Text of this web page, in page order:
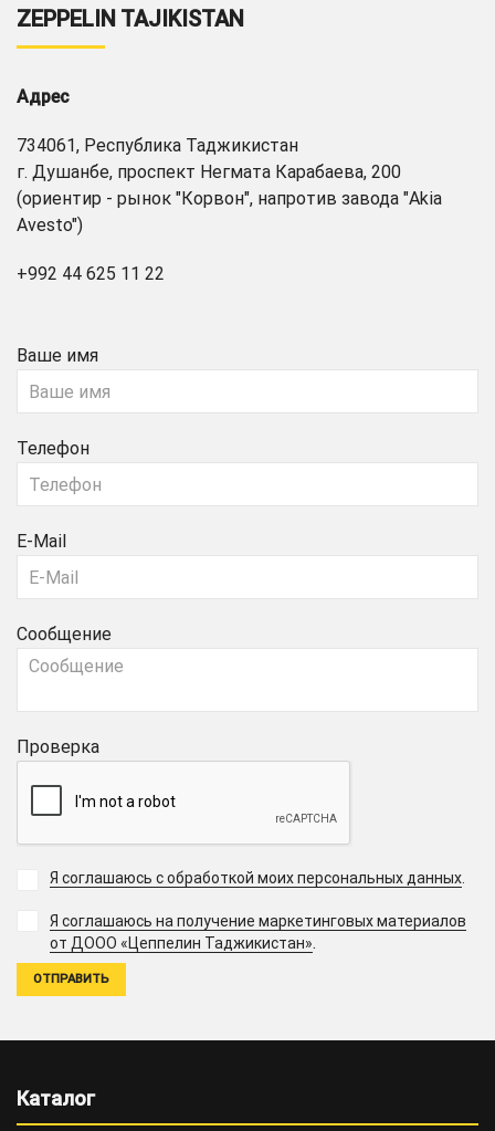
ZEPPELIN TAJIKISTAN
Адрес
734061, Республика Таджикистан
г. Душанбе, проспект Негмата Карабаева, 200
(ориентир - рынок "Корвон", напротив завода "Akia
Avesto")
+992 44 625 11 22
Ваше имя
Телефон
E-Mail
Сообщение
Проверка
Я соглашаюсь с обработкой моих персональных данных.
Я соглашаюсь на получение маркетинговых материалов
от ДООО «Цеппелин Таджикистан».
Каталог